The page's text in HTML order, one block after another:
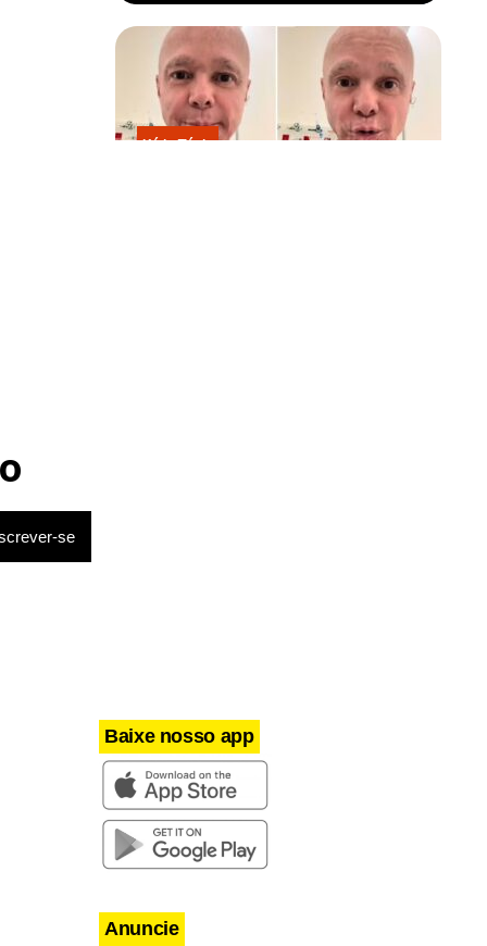
Kátia Flávia
Baixe nosso app
Anuncie